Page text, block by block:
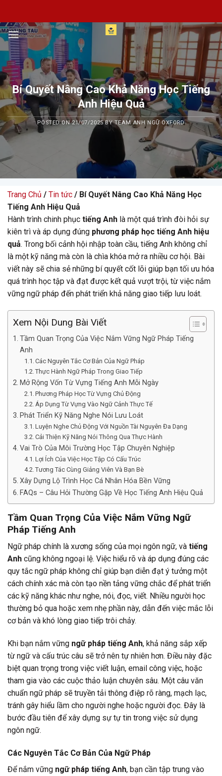
content
Bí Quyết Nâng Cao Khả Năng Học Tiếng
Anh Hiệu Quả
POSTED ON21/07/2025BYTEAM ANH NGỮ OXFORD
Trang Chủ / Tin tức / Bí Quyết Nâng Cao Khả Năng Học
Tiếng Anh Hiệu Quả
Hành trình chinh phục tiếng Anh là một quá trình đòi hỏi sự
kiên trì và áp dụng đúng phương pháp học tiếng Anh hiệu
quả. Trong bối cảnh hội nhập toàn cầu, tiếng Anh không chỉ
là một kỹ năng mà còn là chìa khóa mở ra nhiều cơ hội. Bài
viết này sẽ chia sẻ những bí quyết cốt lõi giúp bạn tối ưu hóa
quá trình học tập và đạt được kết quả vượt trội, từ việc nắm
vững ngữ pháp đến phát triển khả năng giao tiếp lưu loát.
Xem Nội Dung Bài Viết
Tầm Quan Trọng Của Việc Nắm Vững Ngữ Pháp Tiếng
Anh
Các Nguyên Tắc Cơ Bản Của Ngữ Pháp
Thực Hành Ngữ Pháp Trong Giao Tiếp
Mở Rộng Vốn Từ Vựng Tiếng Anh Mỗi Ngày
Phương Pháp Học Từ Vựng Chủ Động
Áp Dụng Từ Vựng Vào Ngữ Cảnh Thực Tế
Phát Triển Kỹ Năng Nghe Nói Lưu Loát
Luyện Nghe Chủ Động Với Nguồn Tài Nguyên Đa Dạng
Cải Thiện Kỹ Năng Nói Thông Qua Thực Hành
Vai Trò Của Môi Trường Học Tập Chuyên Nghiệp
Lợi Ích Của Việc Học Tập Có Cấu Trúc
Tương Tác Cùng Giảng Viên Và Bạn Bè
Xây Dựng Lộ Trình Học Cá Nhân Hóa Bền Vững
FAQs – Câu Hỏi Thường Gặp Về Học Tiếng Anh Hiệu Quả
Tầm Quan Trọng Của Việc Nắm Vững Ngữ
Pháp Tiếng Anh
Ngữ pháp chính là xương sống của mọi ngôn ngữ, và tiếng
Anh cũng không ngoại lệ. Việc hiểu rõ và áp dụng đúng các
quy tắc ngữ pháp không chỉ giúp bạn diễn đạt ý tưởng một
cách chính xác mà còn tạo nền tảng vững chắc để phát triển
các kỹ năng khác như nghe, nói, đọc, viết. Nhiều người học
thường bỏ qua hoặc xem nhẹ phần này, dẫn đến việc mắc lỗi
cơ bản và khó lòng giao tiếp trôi chảy.
Khi bạn nắm vững ngữ pháp tiếng Anh, khả năng sắp xếp
từ ngữ và cấu trúc câu sẽ trở nên tự nhiên hơn. Điều này đặc
biệt quan trọng trong việc viết luận, email công việc, hoặc
tham gia vào các cuộc thảo luận chuyên sâu. Một câu văn
chuẩn ngữ pháp sẽ truyền tải thông điệp rõ ràng, mạch lạc,
tránh gây hiểu lầm cho người nghe hoặc người đọc. Đây là
bước đầu tiên để xây dựng sự tự tin trong việc sử dụng
ngôn ngữ.
Các Nguyên Tắc Cơ Bản Của Ngữ Pháp
Để nắm vững ngữ pháp tiếng Anh, bạn cần tập trung vào